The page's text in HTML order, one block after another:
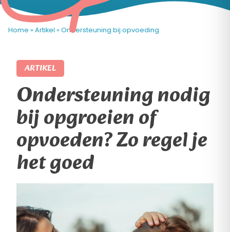
Home » Artikel » Ondersteuning bij opvoeding
ARTIKEL
Ondersteuning nodig
bij opgroeien of
opvoeden? Zo regel je
het goed